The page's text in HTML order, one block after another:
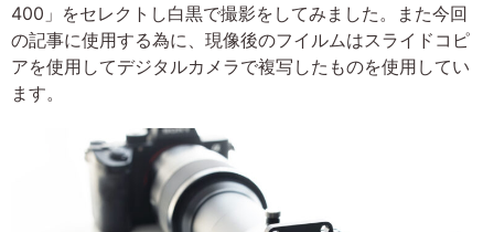
400」をセレクトし白黒で撮影をしてみました。また今回
の記事に使用する為に、現像後のフイルムはスライドコピ
アを使用してデジタルカメラで複写したものを使用してい
ます。